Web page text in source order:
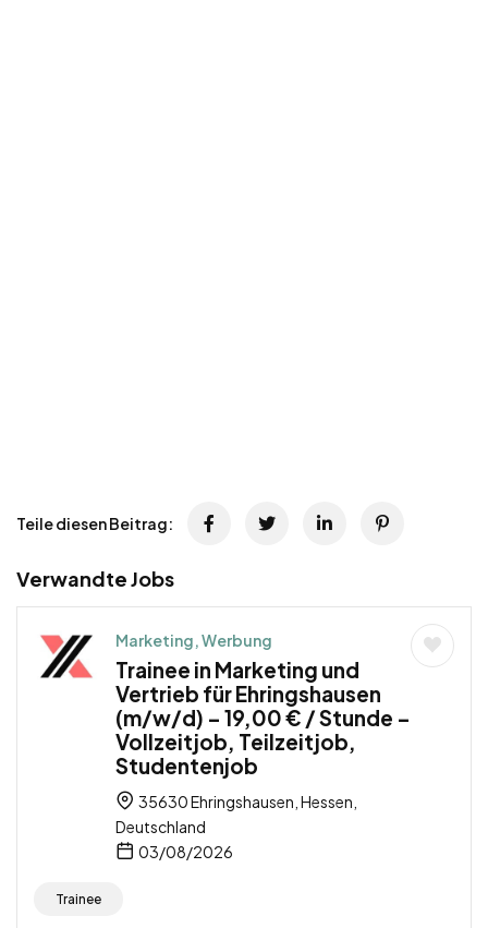
Teile diesen Beitrag:
Verwandte Jobs
Marketing, Werbung
Trainee in Marketing und
Vertrieb für Ehringshausen
(m/w/d) – 19,00 € / Stunde –
Vollzeitjob, Teilzeitjob,
Studentenjob
35630 Ehringshausen, Hessen,
Deutschland
03/08/2026
Trainee